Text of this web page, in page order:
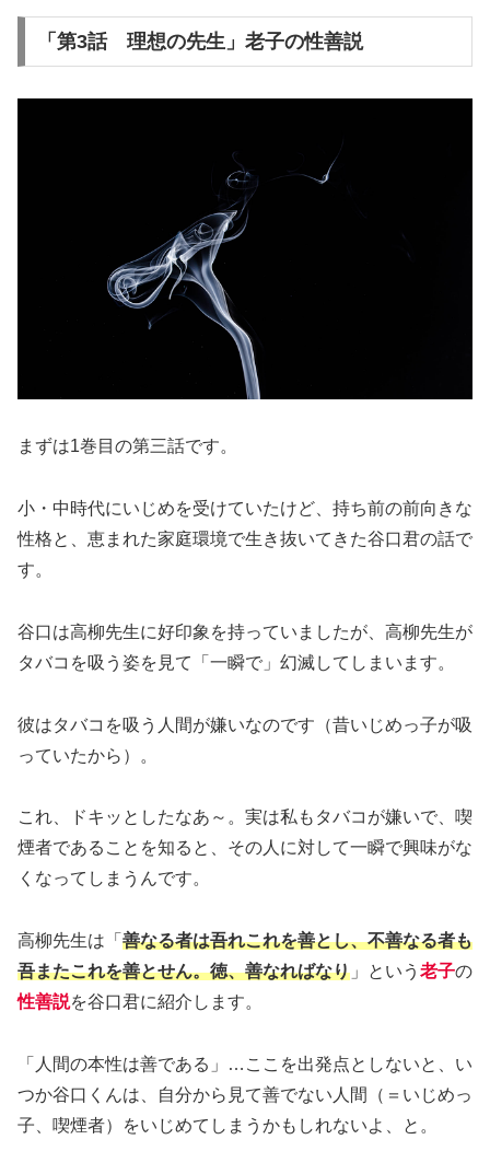
「第3話 理想の先生」老子の性善説
まずは1巻目の第三話です。
小・中時代にいじめを受けていたけど、持ち前の前向きな
性格と、恵まれた家庭環境で生き抜いてきた谷口君の話で
す。
谷口は高柳先生に好印象を持っていましたが、高柳先生が
タバコを吸う姿を見て「一瞬で」幻滅してしまいます。
彼はタバコを吸う人間が嫌いなのです（昔いじめっ子が吸
っていたから）。
これ、ドキッとしたなあ～。実は私もタバコが嫌いで、喫
煙者であることを知ると、その人に対して一瞬で興味がな
くなってしまうんです。
高柳先生は「 善なる者は吾れこれを善とし、不善なる者も
吾またこれを善とせん。徳、善なればなり 」という 老子の
性善説を谷口君に紹介します。
「人間の本性は善である」…ここを出発点としないと、い
つか谷口くんは、自分から見て善でない人間（＝いじめっ
子、喫煙者）をいじめてしまうかもしれないよ、と。